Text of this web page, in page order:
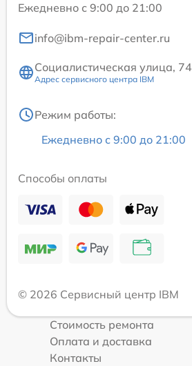
Ежедневно с 9:00 до 21:00
info@ibm-repair-center.ru
Социалистическая улица, 74
Адрес сервисного центра IBM
Режим работы:
Ежедневно с 9:00 до 21:00
Способы оплаты
© 2026 Сервисный центр IBM
Стоимость ремонта
Оплата и доставка
Контакты